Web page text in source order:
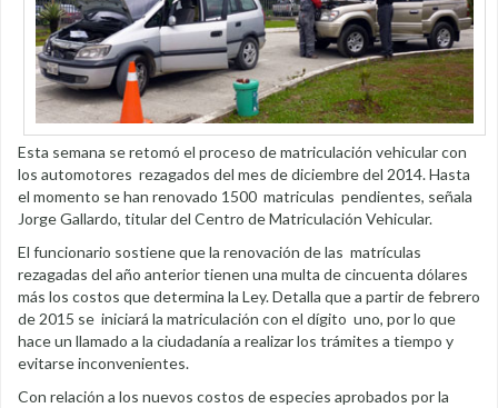
Esta semana se retomó el proceso de matriculación vehicular con
los automotores rezagados del mes de diciembre del 2014. Hasta
el momento se han renovado 1500 matriculas pendientes, señala
Jorge Gallardo, titular del Centro de Matriculación Vehicular.
El funcionario sostiene que la renovación de las matrículas
rezagadas del año anterior tienen una multa de cincuenta dólares
más los costos que determina la Ley. Detalla que a partir de febrero
de 2015 se iniciará la matriculación con el dígito uno, por lo que
hace un llamado a la ciudadanía a realizar los trámites a tiempo y
evitarse inconvenientes.
Con relación a los nuevos costos de especies aprobados por la